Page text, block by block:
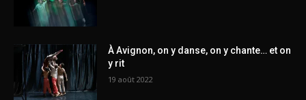
À Avignon, on y danse, on y chante… et on
y rit
19 août 2022